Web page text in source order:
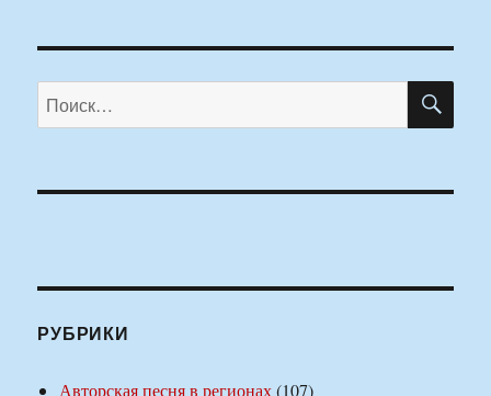
Искать:
РУБРИКИ
Авторская песня в регионах(107)